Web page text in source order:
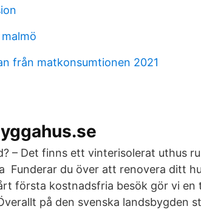
från matkonsumtionen 2021
– Det finns ett vinterisolerat uthus
Funderar du över att renovera ditt
första kostnadsfria besök gör vi en
på den svenska landsbygden